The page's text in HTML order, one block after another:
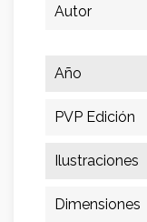
Autor
Año
PVP Edición
Ilustraciones
Dimensiones